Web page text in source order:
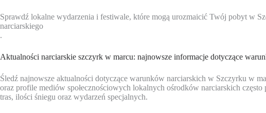
Sprawdź lokalne wydarzenia i festiwale, które mogą urozmaicić Twój pobyt w
narciarskiego
.
Aktualności narciarskie szczyrk w marcu: najnowsze informacje dotyczące
Śledź najnowsze aktualności dotyczące warunków narciarskich w Szczyrku w
oraz profile mediów społecznościowych lokalnych ośrodków narciarskich
tras, ilości śniegu oraz wydarzeń specjalnych.